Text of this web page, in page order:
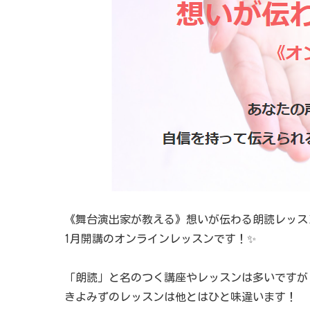
《舞台演出家が教える》想いが伝わる朗読レッス
1月開講のオンラインレッスンです！✨
「朗読」と名のつく講座やレッスンは多いですが
きよみずのレッスンは他とはひと味違います！